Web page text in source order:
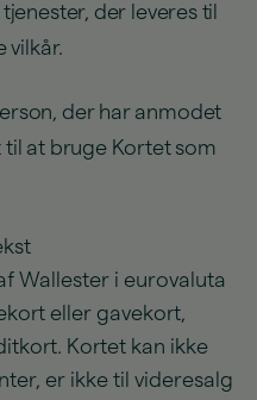
der leveres til
vilkår.
der har anmodet
at bruge Kortet som
Wallester i eurovaluta
eller gavekort,
Kortet kan ikke
er ikke til videresalg